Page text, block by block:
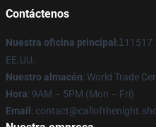
Contáctenos
Nuestra oficina principal :1 11517
EE.UU.
Nuestro almacén: World Trade
Hora: 9AM – 5PM (Mon – Fri)
Email :